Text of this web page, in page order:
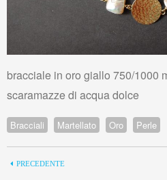
bracciale in oro giallo 750/1000
scaramazze di acqua dolce
Bracciali Martellato Oro Perle
PRECEDENTE